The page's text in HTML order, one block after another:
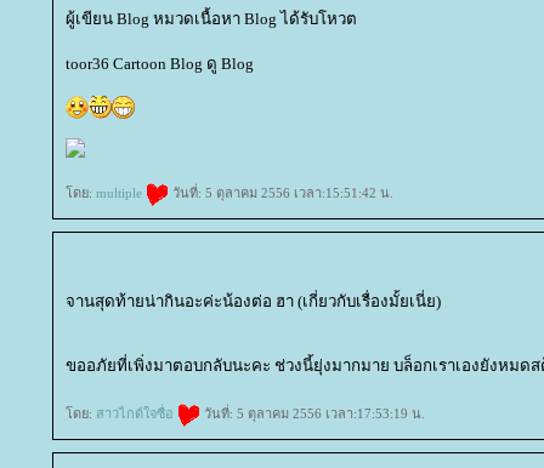
ผู้เขียน Blog หมวดเนื้อหา Blog ได้รับโหวต
toor36 Cartoon Blog ดู Blog
ดย: multiple วันที่: 5 ตุลาคม 2556 เวลา:15:51:42 น.
จานสุดท้ายน่ากินอะค่ะน้องต่อ ฮา (เกี่ยวกับเรื่องมั้ยเนี่ย)
ขออภัยที่เพิ่งมาตอบกลับนะคะ ช่วงนี้ยุ่งมากมาย บล็อกเราเองยังหมดส
ดย: สาวไกด์ใจซื่อ วันที่: 5 ตุลาคม 2556 เวลา:17:53:19 น.